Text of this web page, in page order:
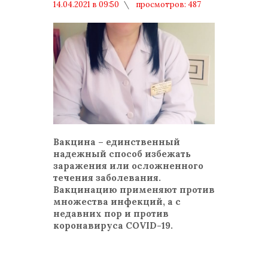
14.04.2021 в 09:50
просмотров: 487
Вакцина – единственный
надежный способ избежать
заражения или осложненного
течения заболевания.
Вакцинацию применяют против
множества инфекций, а с
недавних пор и против
коронавируса COVID-19.